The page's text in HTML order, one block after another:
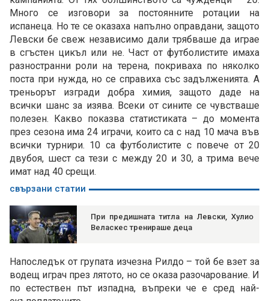
Много се изговори за постоянните ротации на
испанеца. Но те се оказаха напълно оправдани, защото
Левски бе свеж независимо дали трябваше да играе
в сгъстен цикъл или не. Част от футболистите имаха
разностранни роли на терена, покриваха по няколко
поста при нужда, но се справиха със задълженията. А
треньорът изгради добра химия, защото даде на
всички шанс за изява. Всеки от сините се чувстваше
полезен. Какво показва статистиката – до момента
през сезона има 24 играчи, които са с над 10 мача във
всички турнири. 10 са футболистите с повече от 20
двубоя, шест са тези с между 20 и 30, а трима вече
имат над 40 срещи.
свързани статии
При предишната титла на Левски, Хулио
Веласкес тренираше деца
Напоследък от групата изчезна Рилдо – той бе взет за
водещ играч през лятото, но се оказа разочарование. И
по естествен път изпадна, въпреки че е сред най-